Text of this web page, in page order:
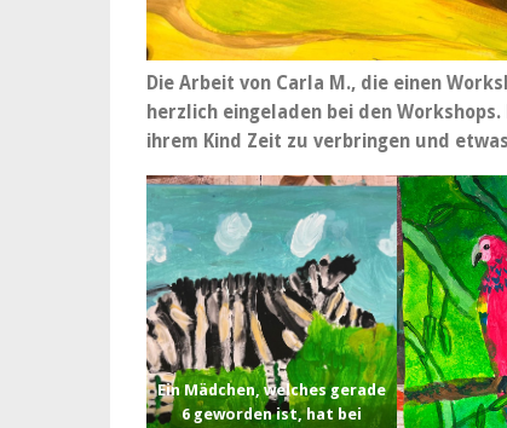
Die Arbeit von Carla M., die einen
herzlich eingeladen bei den
ihrem Kind Zeit zu verbringen und
Ein Mädchen, welches gerade
6 geworden ist, hat bei